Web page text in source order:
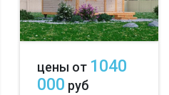
цены от 1040
000 руб